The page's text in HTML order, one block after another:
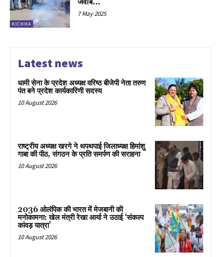
KICHHA
जवाब…
7 May 2025
Latest news
धामी सेना के प्रदेश अध्यक्ष वरिष्ठ बीजेपी नेता तरुण
पंत बने प्रदेश कार्यकारिणी सदस्य
10 August 2026
राष्ट्रीय अध्यक्ष खरगे ने थपथपाई जिलाध्यक्ष हिमांशु
गाबा की पीठ, संगठन के प्रति समर्पण की सराहना
10 August 2026
2036 ओलंपिक की भारत में मेजबानी की
मनोकामना: खेल मंत्री रेखा आर्या ने उठाई ‘संकल्प
कांवड़ यात्रा’
10 August 2026